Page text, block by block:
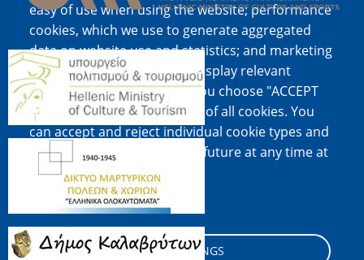
easy of use when using the website; performance
cookies, which we use to generate aggregated
data on website use and statistics; and marketing
cookies, which are used to display relevant
content and advertising. If you choose "ACCEPT
ALL", you consent to the use of all cookies. You
can accept and reject individual cookie types and
revoke your consent for the future at any time at
"Settings".
Cookie documentation
COOKIE SETTINGS
Image
Image
Image